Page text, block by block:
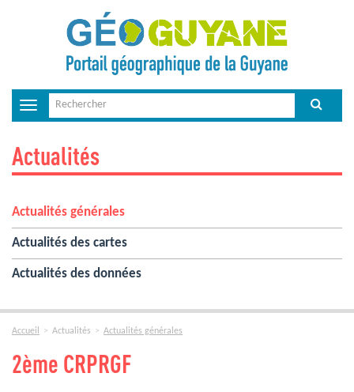
Toggle
navigation
Actualités
Actualités générales
Actualités des cartes
Actualités des données
Accueil Actualités Actualités générales
2ème CRPRGF